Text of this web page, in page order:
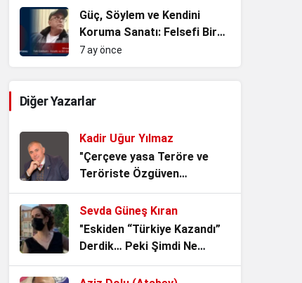
Güç, Söylem ve Kendini
Koruma Sanatı: Felsefi Bir
İnceleme
7 ay önce
Diğer Yazarlar
Kadir Uğur Yılmaz
"Çerçeve yasa Teröre ve
Teröriste Özgüven
vermekten başka işe
YARAMAZ!"
Sevda Güneş Kıran
"Eskiden “Türkiye Kazandı”
Derdik… Peki Şimdi Ne
Oldu?"